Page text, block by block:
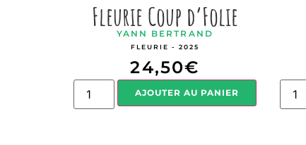
Fleurie Coup d’Folie
YANN BERTRAND
FLEURIE - 2025
24,50€
AJOUTER AU PANIER